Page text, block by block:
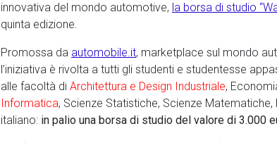
innovativa del mondo automotive, la borsa di studio
quinta edizione.
Promossa da automobile.it, marketplace sul mondo
l’iniziativa è rivolta a tutti gli studenti e studentesse
alle facoltà di Architettura e Design Industriale,
Informatica, Scienze Statistiche, Scienze
italiano: in palio una borsa di studio del valore di 3.000